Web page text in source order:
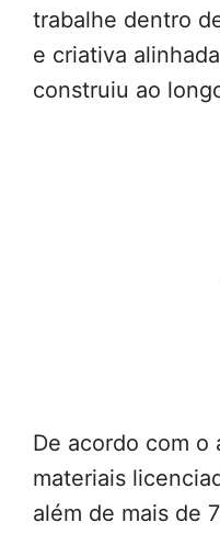
trabalhe dentro
e criativa
construiu ao
De acordo com o
materiais
além de mais de